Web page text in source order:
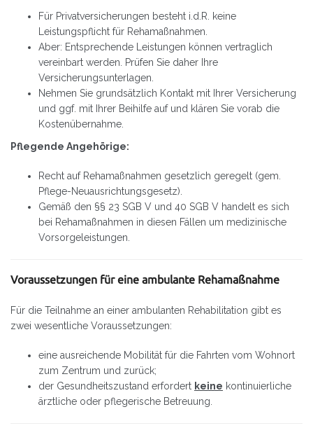
Für Privatversicherungen besteht i.d.R. keine
Leistungspflicht für Rehamaßnahmen.
Aber: Entsprechende Leistungen können vertraglich
vereinbart werden. Prüfen Sie daher Ihre
Versicherungsunterlagen.
Nehmen Sie grundsätzlich Kontakt mit Ihrer Versicherung
und ggf. mit Ihrer Beihilfe auf und klären Sie vorab die
Kostenübernahme.
Pflegende Angehörige:
Recht auf Rehamaßnahmen gesetzlich geregelt (gem.
Pflege-Neuausrichtungsgesetz).
Gemäß den §§ 23 SGB V und 40 SGB V handelt es sich
bei Rehamaßnahmen in diesen Fällen um medizinische
Vorsorgeleistungen.
Voraussetzungen für eine ambulante Rehamaßnahme
Für die Teilnahme an einer ambulanten Rehabilitation gibt es
zwei wesentliche Voraussetzungen:
eine ausreichende Mobilität für die Fahrten vom Wohnort
zum Zentrum und zurück;
der Gesundheitszustand erfordert keine kontinuierliche
ärztliche oder pflegerische Betreuung.